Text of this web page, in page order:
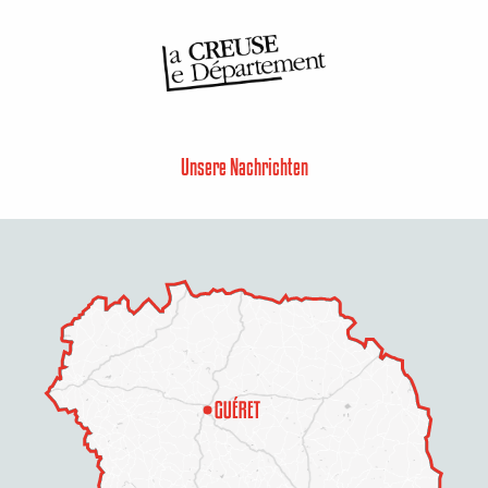
Unsere Nachrichten